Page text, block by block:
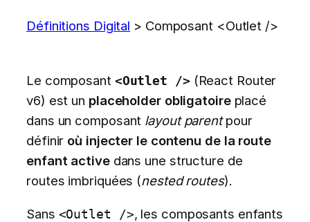
Définitions Digital > Composant <Outlet />
Le composant <Outlet /> (React Router
v6) est un placeholder obligatoireplacé
dans un composant layout parentpour
définir où injecter le contenu de la route
enfant activedans une structure de
routes imbriquées (nested routes).
Sans <Outlet />, les composants enfants